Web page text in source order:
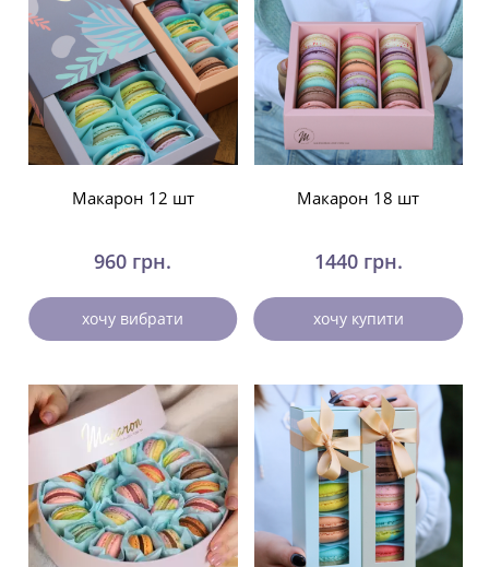
Макарон 12 шт
960 грн.
хочу вибрати
Макарон 18 шт
1440 грн.
хочу купити